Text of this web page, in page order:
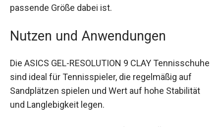
die passende Größe dabei ist.
Nutzen und Anwendungen
Die ASICS GEL-RESOLUTION 9 CLAY
Tennisschuhe sind ideal für Tennisspieler, die
regelmäßig auf Sandplätzen spielen und Wert auf
hohe Stabilität und Langlebigkeit legen.